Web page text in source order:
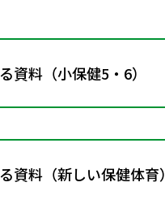
資料（小保健5・6）
資料（新しい保健体育）